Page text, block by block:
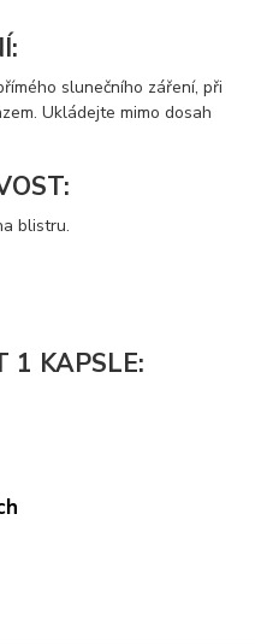
slunečního záření, při
Ukládejte mimo dosah
blistru.
1 KAPSLE: